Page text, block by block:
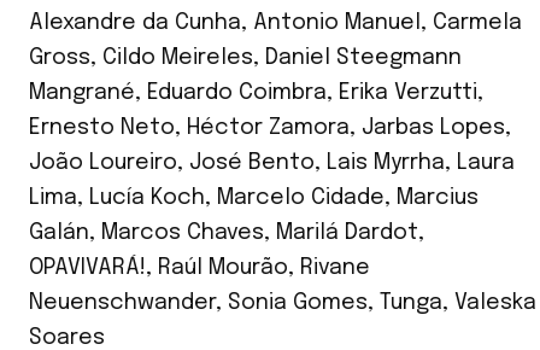
Alexandre da Cunha, Antonio Manuel , Carmela
Gross, Cildo Meireles, Daniel Steegmann
Mangrané, Eduardo Coimbra, Erika Verzutti,
Ernesto Neto, Héctor Zamora, Jarbas Lopes,
João Loureiro, José Bento, Lais Myrrha, Laura
Lima, Lucía Koch, Marcelo Cidade, Marcius
Galán, Marcos Chaves, Marilá Dardot,
OPAVIVARÁ!, Raúl Mourão, Rivane
Neuenschwander, Sonia Gomes, Tunga, Valeska
Soares